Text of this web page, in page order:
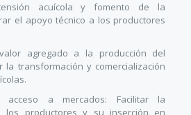
acuícola y fomento de la
el apoyo técnico a los productores
agregado a la producción del
la transformación y comercialización
acceso a mercados: Facilitar la
los productores y su inserción en